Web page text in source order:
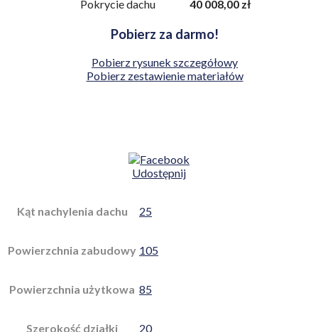
Pokrycie dachu
40 008,00 zł
Pobierz za darmo!
Pobierz rysunek szczegółowy
Pobierz zestawienie materiałów
Udostępnij
Kąt nachylenia dachu 25
Powierzchnia zabudowy 105
Powierzchnia użytkowa 85
Szerokość działki 20